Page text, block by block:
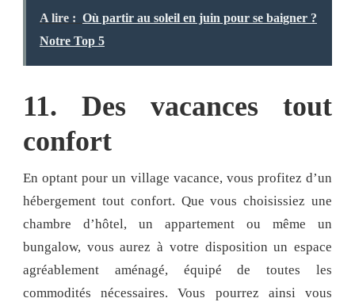
A lire : Où partir au soleil en juin pour se baigner ?
Notre Top 5
11. Des vacances tout
confort
En optant pour un village vacance, vous profitez d’un
hébergement tout confort. Que vous choisissiez une
chambre d’hôtel, un appartement ou même un
bungalow, vous aurez à votre disposition un espace
agréablement aménagé, équipé de toutes les
commodités nécessaires. Vous pourrez ainsi vous